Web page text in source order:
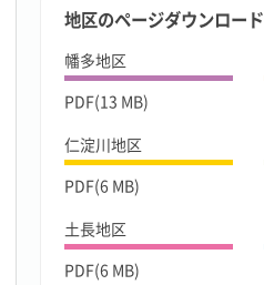
地区のページダウンロード
幡多地区
PDF(13 MB)
仁淀川地区
PDF(6 MB)
土長地区
PDF(6 MB)